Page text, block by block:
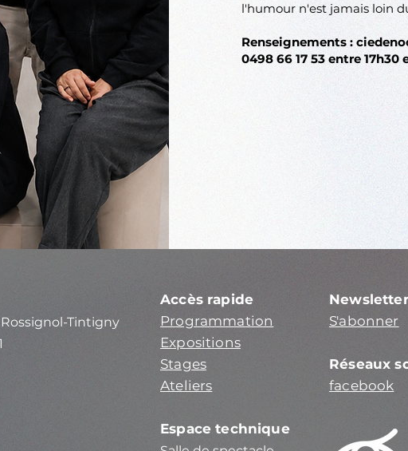
l'humour n'est jamais loin
Renseignements :
0498 66 17 53 entre 17h30
Tintigny
Accès rapide
Programmation
Expositions
Stages
Ateliers
Espace technique
Newsletter
S'abonner
Réseaux
facebook